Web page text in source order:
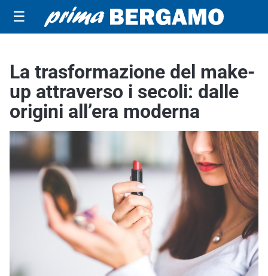
☰
La trasformazione del make-
up attraverso i secoli: dalle
origini all’era moderna